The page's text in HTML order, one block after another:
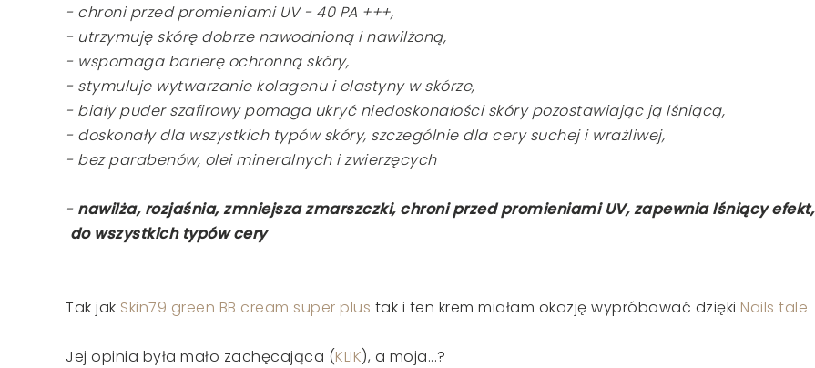
- chroni przed promieniami UV - 40 PA +++,
- utrzymuję skórę dobrze nawodnioną i nawilżoną,
- wspomaga barierę ochronną skóry,
- stymuluje wytwarzanie kolagenu i elastyny w skórze,
- biały puder szafirowy pomaga ukryć niedoskonałości skóry pozostawiając ją lśniącą,
- doskonały dla wszystkich typów skóry, szczególnie dla cery suchej i wrażliwej,
- bez parabenów, olei mineralnych i zwierzęcych
- nawilża, rozjaśnia, zmniejsza zmarszczki, chroni przed promieniami UV, zapewnia lśniący efekt,
do wszystkich typów cery
Tak jak Skin79 green BB cream super plus tak i ten krem miałam okazję wypróbować dzięki Nails tale
Jej opinia była mało zachęcająca (KLIK), a moja...?